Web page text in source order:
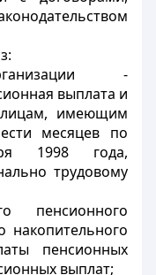
-
выплата и
лицам, имеющим
месяцев по
1998 года,
трудовому
пенсионного
накопительного
пенсионных
выплат;